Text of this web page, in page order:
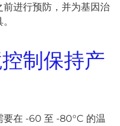
进行预防，并为基因治
制保持产
要在 -60 至 -80°C 的温